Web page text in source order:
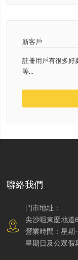
新客戶
註冊用戶有很多好
等...
聯絡我們
門市地址：
尖沙咀東麼地
營業時間：星期
星期日及公眾假